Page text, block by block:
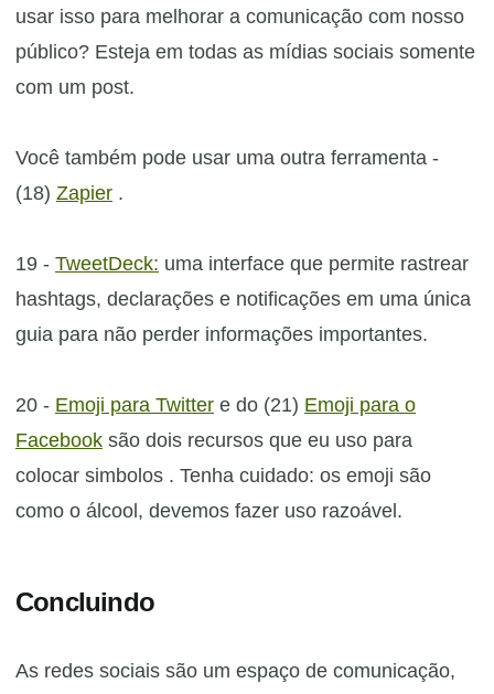
usar isso para melhorar a comunicação com nosso
público? Esteja em todas as mídias sociais somente
com um post.
Você também pode usar uma outra ferramenta -
(18) Zapier .
19 - TweetDeck: uma interface que permite rastrear
hashtags, declarações e notificações em uma única
guia para não perder informações importantes.
20 - Emoji para Twitter e do (21) Emoji para o
Facebook são dois recursos que eu uso para
colocar simbolos . Tenha cuidado: os emoji são
como o álcool, devemos fazer uso razoável.
Concluindo
As redes sociais são um espaço de comunicação,